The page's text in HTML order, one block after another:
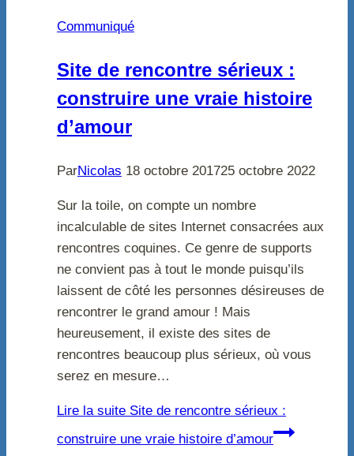
Communiqué
Site de rencontre sérieux :
construire une vraie histoire
d’amour
ParNicolas 18 octobre 201725 octobre 2022
Sur la toile, on compte un nombre
incalculable de sites Internet consacrées aux
rencontres coquines. Ce genre de supports
ne convient pas à tout le monde puisqu’ils
laissent de côté les personnes désireuses de
rencontrer le grand amour ! Mais
heureusement, il existe des sites de
rencontres beaucoup plus sérieux, où vous
serez en mesure…
Lire la suite Site de rencontre sérieux :
construire une vraie histoire d’amour